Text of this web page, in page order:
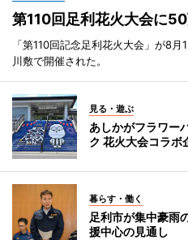
第110回足利花火大会に
「第110回記念足利花火大会」が8
川敷で開催された。
見る・遊ぶ
あしかがフラワー
ク 花火大会コラボ
暮らす・働く
足利市が集中豪
援中心の見通し